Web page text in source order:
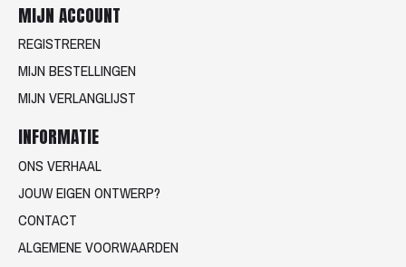
MIJN ACCOUNT
REGISTREREN
MIJN BESTELLINGEN
MIJN VERLANGLIJST
INFORMATIE
ONS VERHAAL
JOUW EIGEN ONTWERP?
CONTACT
ALGEMENE VOORWAARDEN